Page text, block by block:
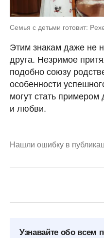
Семья с детьми готовит:
Этим знакам даже не
друга. Незримое
подобно союзу
особенности
могут стать примером
и любви.
Нашли ошибку в
Узнавайте обо всем